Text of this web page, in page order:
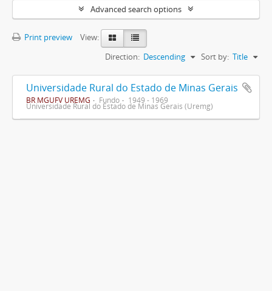
Advanced search options
Print preview
View:
Sort by: Title
Direction: Descending
Universidade Rural do Estado de Minas Gerais
BR MGUFV UREMG Fundo 1949 - 1969
Universidade Rural do Estado de Minas Gerais (Uremg)